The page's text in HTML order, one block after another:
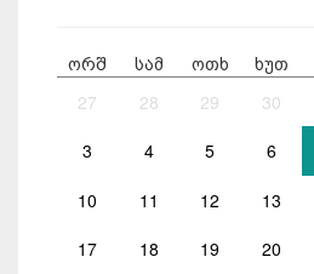
ორშ სამ ოთხ ხუთ
27 28 29 30
3 4 5 6
10 11 12 13
17 18 19 20